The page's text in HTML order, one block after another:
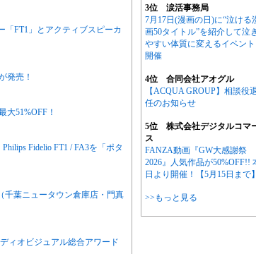
「FT1」とアクティブスピーカ
発売！
大51%OFF！
Fidelio FT1 / FA3を「ポタ
千葉ニュータウン倉庫店・門真
ィオビジュアル総合アワード
3位 涙活事務局
7月17日(漫画の日)に“泣ける
画50タイトル”を紹介して泣
やすい体質に変えるイベン
開催
4位 合同会社アオグル
【ACQUA GROUP】相談役
任のお知らせ
5位 株式会社デジタルコマ
ス
FANZA動画『GW大感謝祭
2026』人気作品が50%OFF!!
日より開催！【5月15日まで】
>>もっと見る